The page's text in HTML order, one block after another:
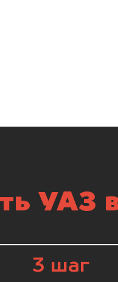
УАЗ в
3 шаг